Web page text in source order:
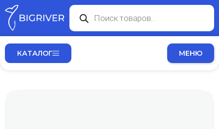
КАТАЛОГ МЕНЮ